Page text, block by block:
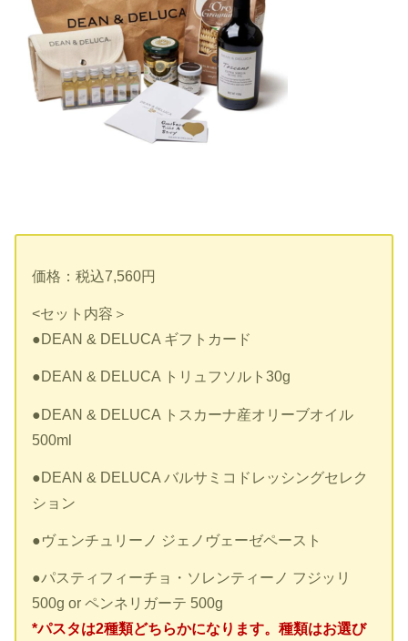
価格：税込7,560円
<セット内容＞
●DEAN & DELUCA ギフトカード
●DEAN & DELUCA トリュフソルト30g
●DEAN & DELUCA トスカーナ産オリーブオイル
500ml
●DEAN & DELUCA バルサミコドレッシングセレク
ション
●ヴェンチュリーノ ジェノヴェーゼペースト
●パスティフィーチョ・ソレンティーノ フジッリ
500g or ペンネリガーテ 500g
*パスタは2種類どちらかになります。種類はお選び